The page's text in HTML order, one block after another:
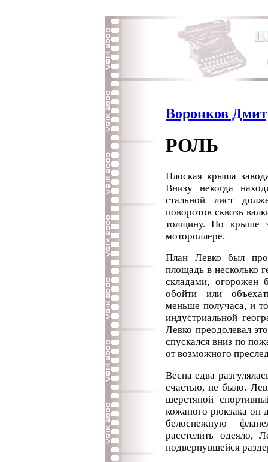
Воронков
РОЛЬ
Плоская крыша
Внизу некогда
стальной лист
поворотов сквозь
толщину. По крыше
мотороллере.
План Левко был
площадь в несколько
складами, огорожен
обойти или
меньше получаса, и
индустриальной
Левко преодолевал
спускался вниз по
от возможного
Весна едва
счастью, не было.
шерстяной
кожаного рюкзака он
белоснежную
расстелить одеяло,
подвернувшейся